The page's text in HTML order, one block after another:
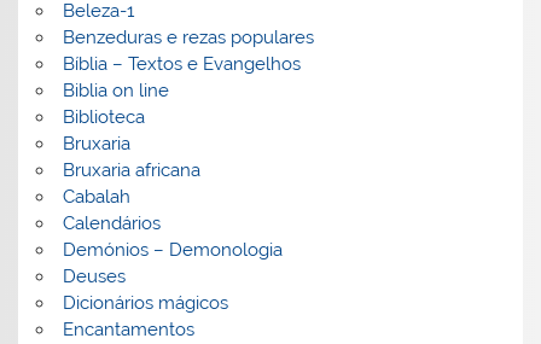
Beleza-1
Benzeduras e rezas populares
Bíblia – Textos e Evangelhos
Biblia on line
Biblioteca
Bruxaria
Bruxaria africana
Cabalah
Calendários
Demónios – Demonologia
Deuses
Dicionários mágicos
Encantamentos